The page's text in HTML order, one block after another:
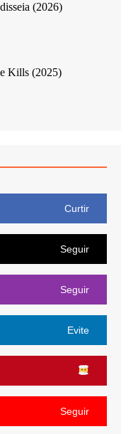
(2026)
Kills (2025)
Curtir
Seguir
Seguir
Evite
Seguir